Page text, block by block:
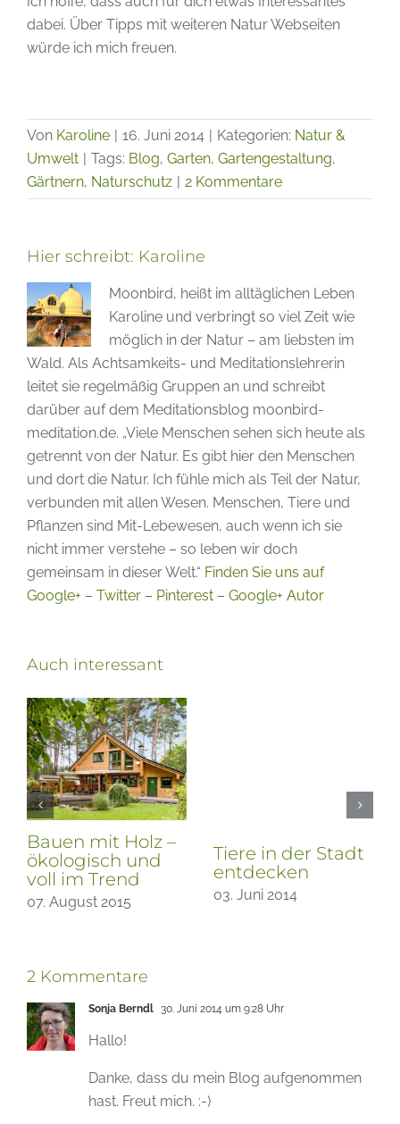
dabei. Über Tipps mit weiteren Natur Webseiten
würde ich mich freuen.
Von Karoline 16. Juni 2014 Kategorien: Natur &
Umwelt
Tags: Blog, Garten, Gartengestaltung,
Gärtnern, Naturschutz 2 Kommentare
Hier schreibt: Karoline
Moonbird, heißt im alltäglichen Leben
Karoline und verbringt so viel Zeit wie
möglich in der Natur – am liebsten im
Wald. Als Achtsamkeits- und Meditationslehrerin
leitet sie regelmäßig Gruppen an und schreibt
darüber auf dem Meditationsblog moonbird-
meditation.de. „Viele Menschen sehen sich heute als
getrennt von der Natur. Es gibt hier den Menschen
und dort die Natur. Ich fühle mich als Teil der Natur,
verbunden mit allen Wesen. Menschen, Tiere und
Pflanzen sind Mit-Lebewesen, auch wenn ich sie
nicht immer verstehe – so leben wir doch
gemeinsam in dieser Welt.“ Finden Sie uns auf
Google+ – Twitter – Pinterest – Google+ Autor
Auch interessant
Natur erleben –
Im Winter
25. Januar 2013
Oktoberschnee
09. November 2012
hast. Freut mich. :-)